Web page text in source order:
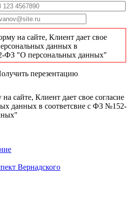
на сайте, Клиент дает свое
данных в
ФЗ "О персональных данных"
перезентацию
сайте, Клиент дает свое согласие
данных в соответсвие с ФЗ №152-
Вернадского